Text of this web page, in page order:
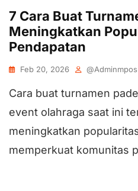
7 Cara Buat
Meningkatkan
Pendapatan
Feb 20, 2026 @adminmpos
Cara buat turnamen
event olahraga saat ini
meningkatkan
memperkuat komunitas